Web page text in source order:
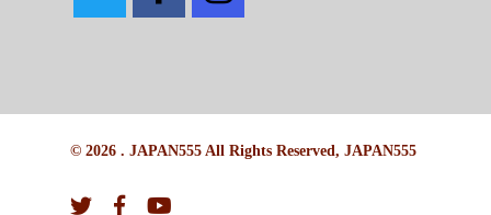
© 2026 . JAPAN555 All Rights Reserved, JAPAN555